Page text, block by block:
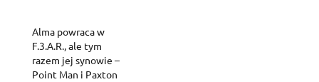
Alma powraca w
F.3.A.R., ale tym
razem jej synowie –
Point Man i Paxton